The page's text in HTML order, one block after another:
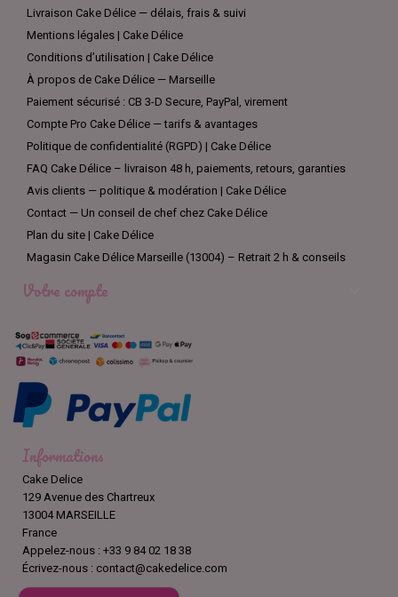
Livraison Cake Délice — délais, frais & suivi
Mentions légales | Cake Délice
Conditions d’utilisation | Cake Délice
À propos de Cake Délice — Marseille
Paiement sécurisé : CB 3-D Secure, PayPal, virement
Compte Pro Cake Délice — tarifs & avantages
Politique de confidentialité (RGPD) | Cake Délice
FAQ Cake Délice – livraison 48 h, paiements, retours, garanties
Avis clients — politique & modération | Cake Délice
Contact — Un conseil de chef chez Cake Délice
Plan du site | Cake Délice
Magasin Cake Délice Marseille (13004) – Retrait 2 h & conseils
Votre compte
Informations
Cake Delice
129 Avenue des Chartreux
13004 MARSEILLE
France
Appelez-nous : +33 9 84 02 18 38
Écrivez-nous : contact@cakedelice.com